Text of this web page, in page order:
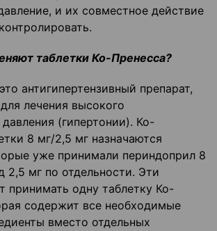
и их совместное действие
таблетки Ко-Пренесса?
антигипертензивный препарат,
лечения высокого
(гипертонии). Ко-
8 мг/2,5 мг назначаются
уже принимали периндоприл 8
2,5 мг по отдельности. Эти
принимать одну таблетку Ко-
содержит все необходимые
вместо отдельных